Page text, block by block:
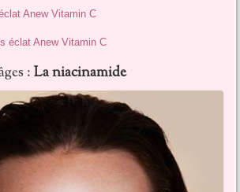
Anew Vitamin C
éclat Anew Vitamin C
:La niacinamide